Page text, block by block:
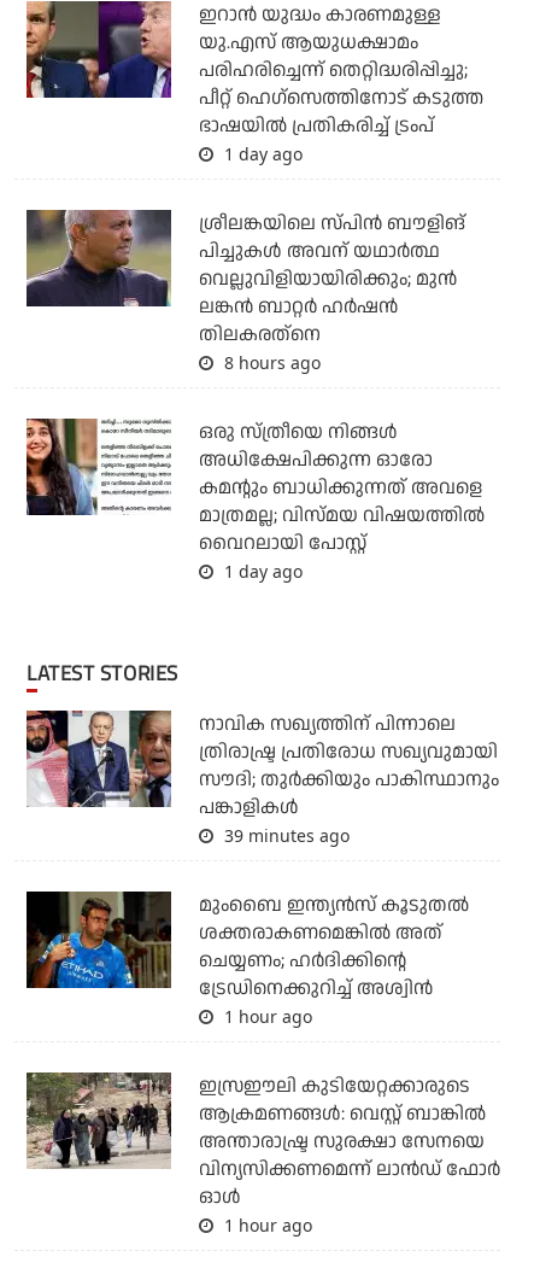
ഇറാന്‍ യുദ്ധം കാരണമുള്ള
യു.എസ് ആയുധക്ഷാമം
പരിഹരിച്ചെന്ന് തെറ്റിദ്ധരിപ്പിച്ചു;
പീറ്റ് ഹെഗ്‌സെത്തിനോട് കടുത്ത
ഭാഷയില്‍ പ്രതികരിച്ച് ട്രംപ്
1 day ago
ശ്രീലങ്കയിലെ സ്പിന്‍ ബൗളിങ്
പിച്ചുകള്‍ അവന് യഥാര്‍ത്ഥ
വെല്ലുവിളിയായിരിക്കും; മുന്‍
ലങ്കന്‍ ബാറ്റര്‍ ഹര്‍ഷന്‍
തിലകരത്‌നെ
8 hours ago
ഒരു സ്ത്രീയെ നിങ്ങള്‍
അധിക്ഷേപിക്കുന്ന ഓരോ
കമന്റും ബാധിക്കുന്നത് അവളെ
മാത്രമല്ല; വിസ്മയ വിഷയത്തില്‍
വൈറലായി പോസ്റ്റ്
1 day ago
LATEST STORIES
നാവിക സഖ്യത്തിന് പിന്നാലെ
ത്രിരാഷ്ട്ര പ്രതിരോധ സഖ്യവുമായി
സൗദി; തുര്‍ക്കിയും പാകിസ്ഥാനും
പങ്കാളികള്‍
39 minutes ago
മുംബൈ ഇന്ത്യന്‍സ് കൂടുതല്‍
ശക്തരാകണമെങ്കില്‍ അത്
ചെയ്യണം; ഹര്‍ദിക്കിന്റെ
ട്രേഡിനെക്കുറിച്ച് അശ്വിന്‍
1 hour ago
ഇസ്രഈലി കുടിയേറ്റക്കാരുടെ
ആക്രമണങ്ങള്‍: വെസ്റ്റ് ബാങ്കില്‍
അന്താരാഷ്ട്ര സുരക്ഷാ സേനയെ
വിന്യസിക്കണമെന്ന് ലാന്‍ഡ് ഫോര്‍
ഓള്‍
1 hour ago